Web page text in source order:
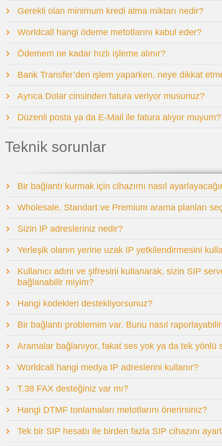
Gerekli olan minimum kredi alma miktarı nedir?
Worldcall hangi ödeme metotlarını kabul eder?
Ödemem ne kadar hızlı işleme alınır?
Bank Transfer’den işlem yaparken, neye dikkat
Ayrıca Dolar cinsinden fatura veriyor musunuz?
Düzenli posta ya da E-Mail ile fatura alıyor muyum?
Teknik sorunlar
Bir bağlantı kurmak için cihazımı nasıl
Wholesale, Standart ve Premium arama planları
Sizin IP adresleriniz nedir?
Yerleşik olanın yerine uzak IP yetkilendirmesini
Kullanıcı adını ve şifresini kullanarak, sizin SIP
bağlanabilir miyim?
Hangi kodekleri destekliyorsunuz?
Bir bağlantı problemim var. Bunu nasıl
Aramalar bağlanıyor, fakat ses yok ya da tek yönlü
Worldcall hangi medya IP adreslerini kullanır?
T.38 FAX desteğiniz var mı?
Hangi DTMF tonlamaları metotlarını önerirsiniz?
Tek bir SIP hesabı ile birden fazla SIP cihazını